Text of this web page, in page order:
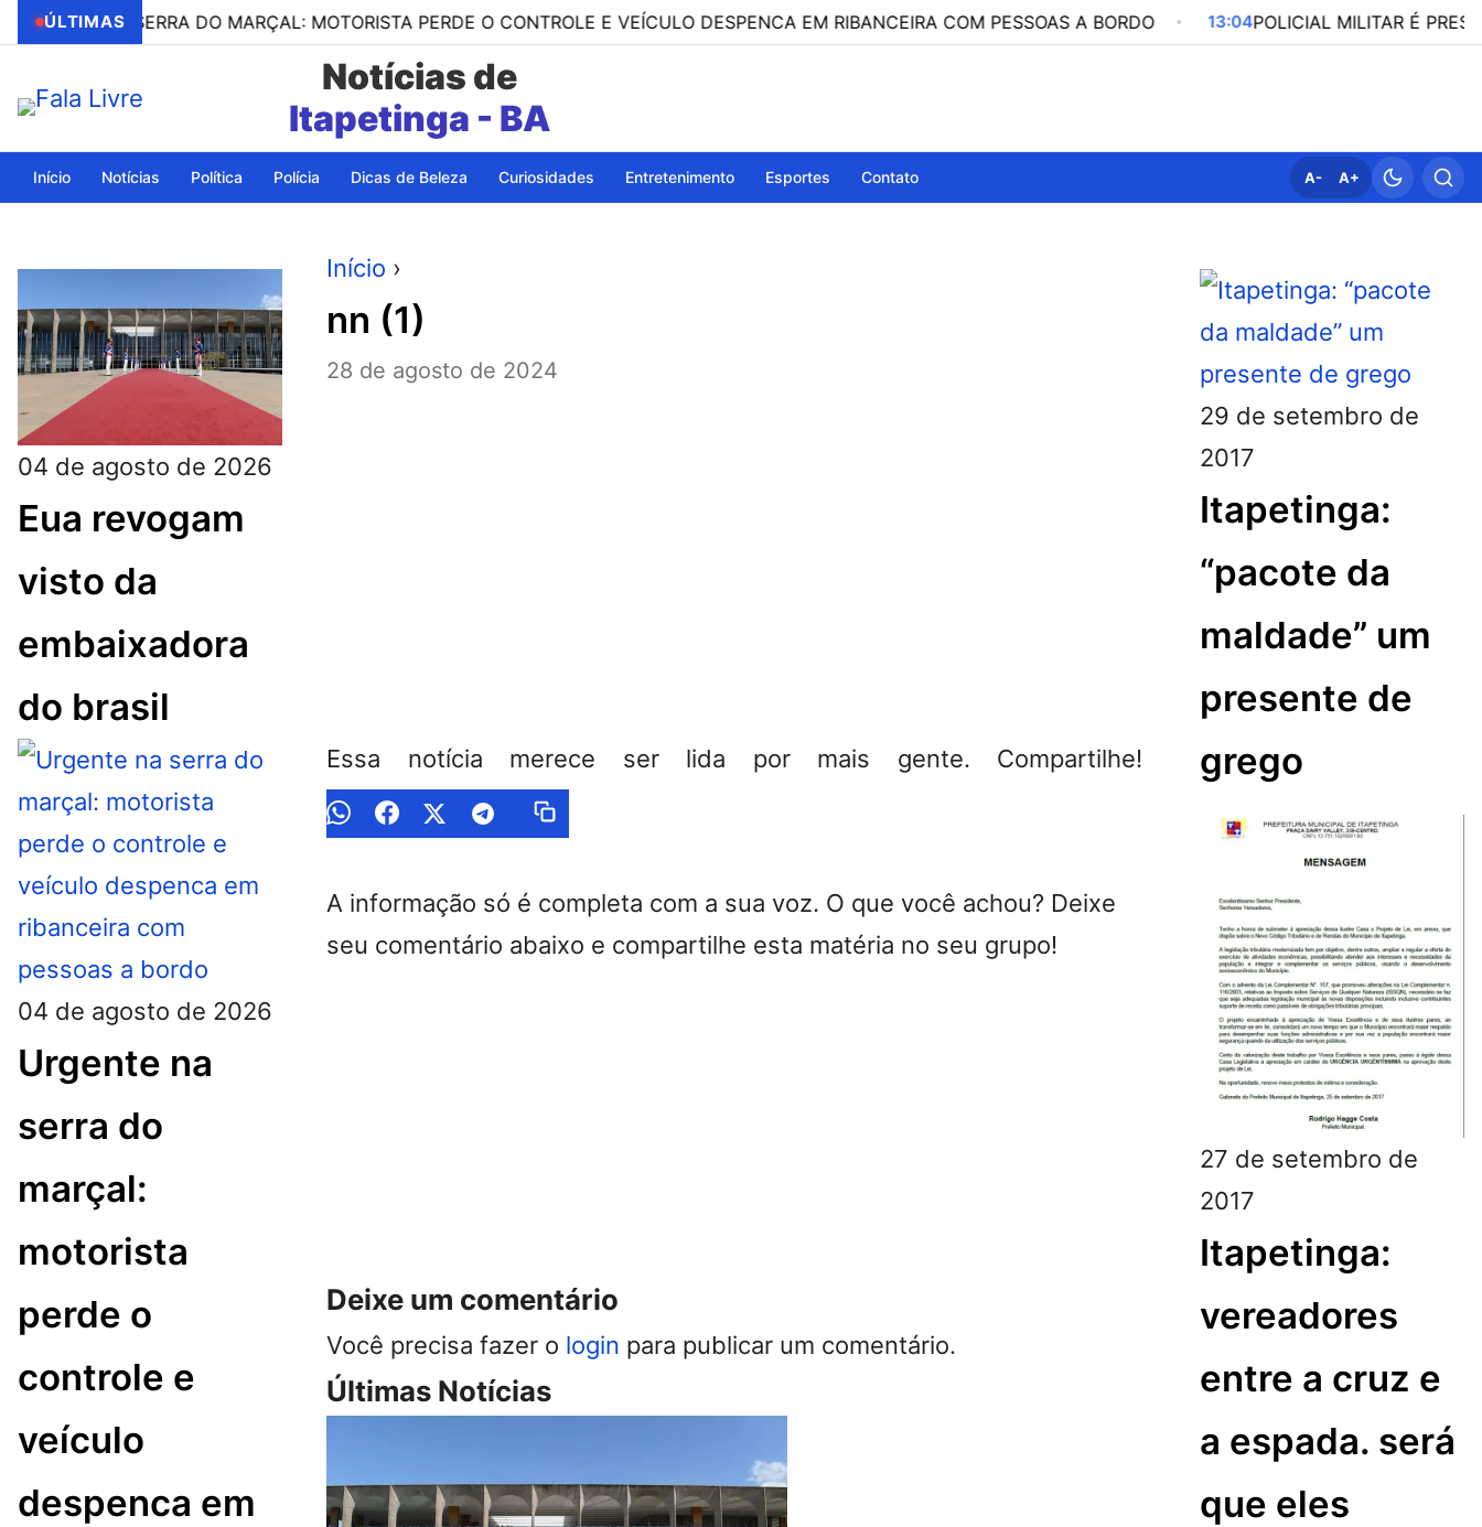
ÚLTIMAS
NA SERRA DO MARÇAL: MOTORISTA PERDE O CONTROLE E VEÍCULO DESPENCA EM RIBANCEIRA COM PESSOAS A BORDO 13:04 POLICIAL MILITAR É PRESO POR
Notícias de
Itapetinga
Início Notícias Política Polícia Dicas de Beleza Curiosidades Entretenimento Esportes Contato A- A+
04 de agosto de 2026
Eua revogam
visto da
embaixadora
do brasil
04 de agosto de 2026
Urgente na
serra do
marçal:
motorista
perde o
controle e
veículo
despenca em
Início ›
nn (1)
28 de agosto de 2024
Essa notícia merece ser lida por mais gente. Compartilhe!
A informação só é completa com a sua voz. O que você achou? Deixe
seu comentário abaixo e compartilhe esta matéria no seu grupo!
Deixe um comentário
Você precisa fazer o login para publicar um comentário.
Últimas Notícias
29 de setembro de
2017
Itapetinga:
“pacote da
maldade” um
presente de
grego
27 de setembro de
2017
Itapetinga:
vereadores
entre a cruz e
a espada. será
que eles